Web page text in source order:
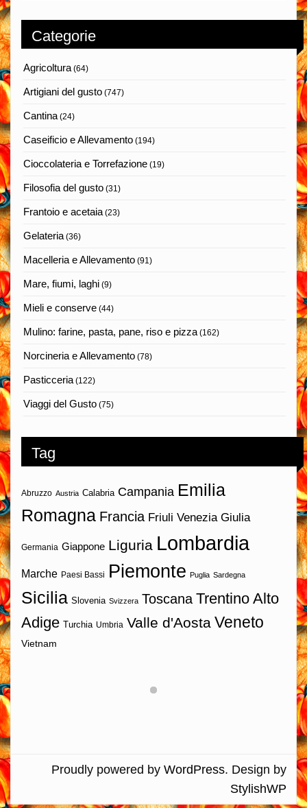
Categorie
Agricoltura(64)
Artigiani del gusto (747)
Cantina(24)
Caseificio e Allevamento (194)
Cioccolateria e Torrefazione (19)
Filosofia del gusto (31)
Frantoio e acetaia(23)
Gelateria(36)
Macelleria e Allevamento (91)
Mare, fiumi, laghi (9)
Mieli e conserve (44)
Mulino: farine, pasta, pane, riso e pizza(162)
Norcineria e Allevamento (78)
Pasticceria(122)
Viaggi del Gusto (75)
Tag
Abruzzo Austria Calabria Campania Emilia
Romagna Francia Friuli Venezia Giulia
Germania Giappone Liguria Lombardia
Marche Paesi Bassi Piemonte Puglia Sardegna
Sicilia Slovenia Svizzera Toscana Trentino Alto
Adige Turchia Umbria Valle d'Aosta Veneto
Vietnam
Proudly powered by WordPress. Design by
StylishWP